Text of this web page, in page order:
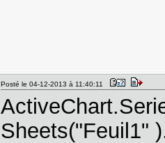
Posté le 04-12-2013 à 11:40:11
Sheets("Feuil1"